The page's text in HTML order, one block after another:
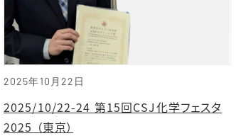
2025年10月22日
2025/10/22-24 第15回CSJ化学フェスタ
2025 （東京）